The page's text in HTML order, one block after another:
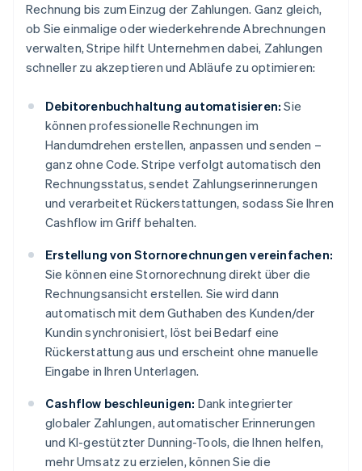
Rechnung bis zum Einzug der Zahlungen. Ganz gleich,
ob Sie einmalige oder wiederkehrende Abrechnungen
verwalten, Stripe hilft Unternehmen dabei, Zahlungen
schneller zu akzeptieren und Abläufe zu optimieren:
Debitorenbuchhaltung automatisieren: Sie
können professionelle Rechnungen im
Handumdrehen erstellen, anpassen und senden –
ganz ohne Code. Stripe verfolgt automatisch den
Rechnungsstatus, sendet Zahlungserinnerungen
und verarbeitet Rückerstattungen, sodass Sie Ihren
Cashflow im Griff behalten.
Erstellung von Stornorechnungen vereinfachen:
Sie können eine Stornorechnung direkt über die
Rechnungsansicht erstellen. Sie wird dann
automatisch mit dem Guthaben des Kunden/der
Kundin synchronisiert, löst bei Bedarf eine
Rückerstattung aus und erscheint ohne manuelle
Eingabe in Ihren Unterlagen.
Cashflow beschleunigen: Dank integrierter
globaler Zahlungen, automatischer Erinnerungen
und KI-gestützter Dunning-Tools, die Ihnen helfen,
mehr Umsatz zu erzielen, können Sie die